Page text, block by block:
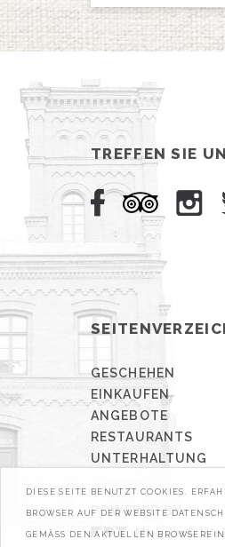
TREFFEN SIE
GESCHEHEN
EINKAUFEN
ANGEBOTE
RESTAURANTS
UNTERHALTUNG
POWERED BY
Mobile &
DIESE SEITE BENUTZT COOKIES.
BROWSER AUF DER WEBSITE
GEMÄSS DEN AKTUELLEN